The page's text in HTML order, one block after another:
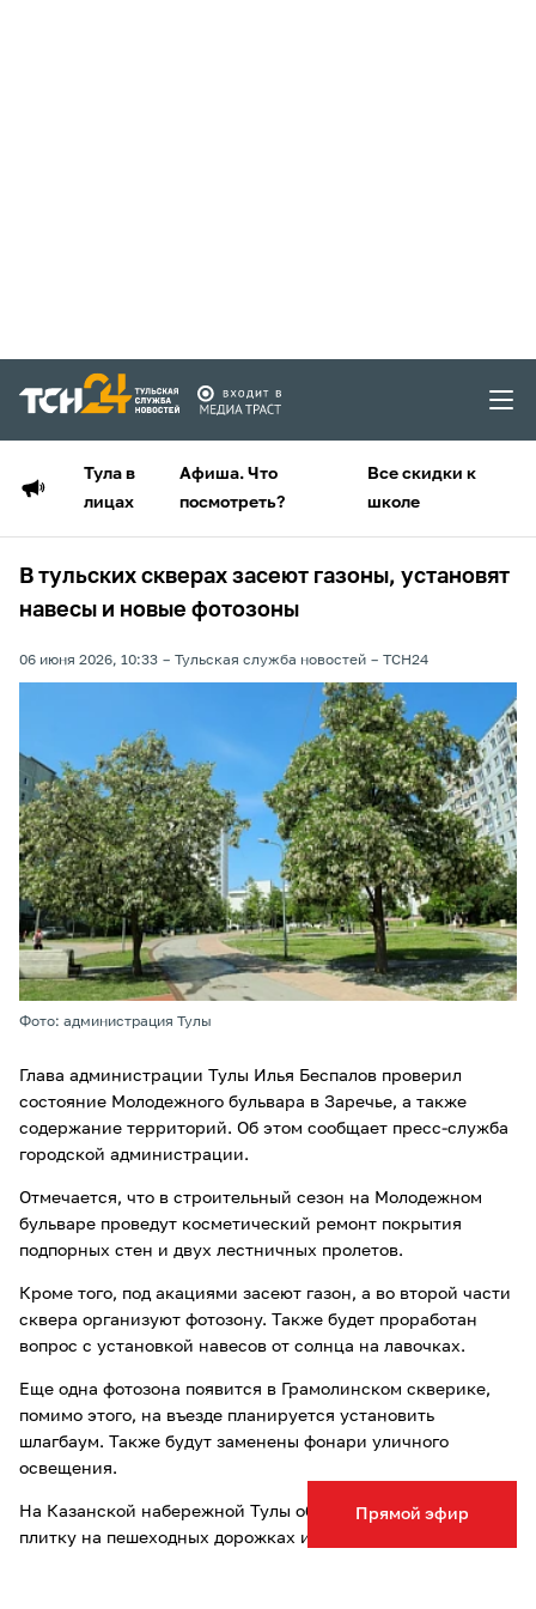
Тула в
лицах
Афиша. Что
посмотреть?
Все скидки к
школе
Прямой эфир
В тульских скверах засеют газоны, установят
навесы и новые фотозоны
06 июня 2026, 10:33 Тульская служба новостей ТСН24
Фото: администрация Тулы
Глава администрации Тулы Илья Беспалов проверил
состояние Молодежного бульвара в Заречье, а также
содержание территорий. Об этом сообщает пресс-служба
городской администрации.
Отмечается, что в строительный сезон на Молодежном
бульваре проведут косметический ремонт покрытия
подпорных стен и двух лестничных пролетов.
Кроме того, под акациями засеют газон, а во второй части
сквера организуют фотозону. Также будет проработан
вопрос с установкой навесов от солнца на лавочках.
Еще одна фотозона появится в Грамолинском скверике,
помимо этого, на въезде планируется установить
шлагбаум. Также будут заменены фонари уличного
освещения.
На Казанской набережной Тулы обновят газон, починят
плитку на пешеходных дорожках и уложат щебень.